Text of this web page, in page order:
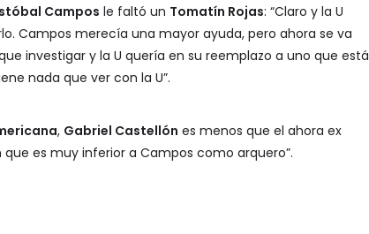
Campos le faltó un Tomatín Rojas: “Claro y la U
Campos merecía una mayor ayuda, pero ahora se va
investigar y la U quería en su reemplazo a uno que está
nada que ver con la U”.
, Gabriel Castellón es menos que el ahora ex
que es muy inferior a Campos como arquero”.